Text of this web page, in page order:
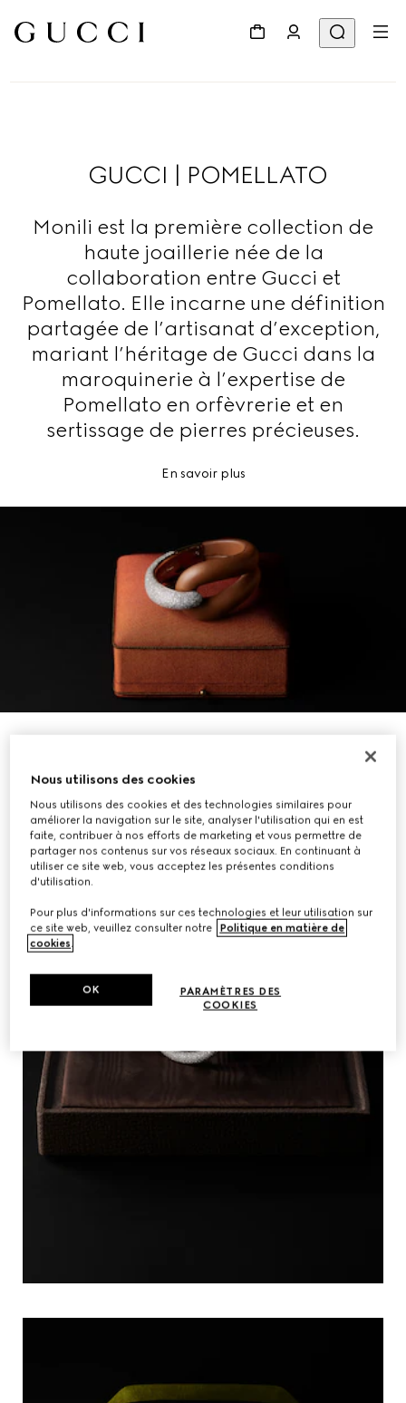
GUCCI | POMELLATO
Monili est la première collection de
haute joaillerie née de la
collaboration entre Gucci et
Pomellato. Elle incarne une définition
partagée de l’artisanat d’exception,
mariant l’héritage de Gucci dans la
maroquinerie à l’expertise de
Pomellato en orfèvrerie et en
sertissage de pierres précieuses.
En savoir plus
Nous utilisons des cookies
Nous utilisons des cookies et des technologies similaires pour
améliorer la navigation sur le site, analyser l'utilisation qui en est
faite, contribuer à nos efforts de marketing et vous permettre de
partager nos contenus sur vos réseaux sociaux. En continuant à
utiliser ce site web, vous acceptez les présentes conditions
d'utilisation.
Pour plus d'informations sur ces technologies et leur utilisation sur
ce site web, veuillez consulter notre
Politique en matière de
cookies.
PARAMÈTRES DES
COOKIES
OK